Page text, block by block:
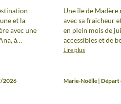
et la
avec une
à
de
du
2026
Une île de Madère
avec sa fraicheur
en plein mois de
accessibles et de
baignades. Guide
Lire plus
Marie-Noëlle |